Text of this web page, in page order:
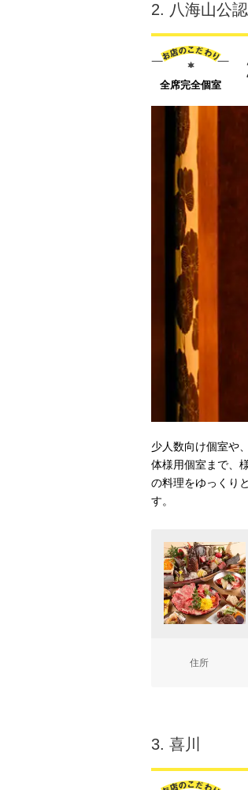
2. 八海山公
全席完全個室
少人数向け個室や
体様用個室まで、
の料理をゆっくり
す。
住所
3. 喜川